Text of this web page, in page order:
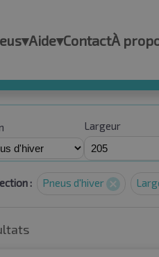
▾Aide▾ContactÀ
Largeur
: Pneus d'hiver